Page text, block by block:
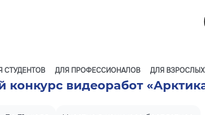
СТУДЕНТОВ ДЛЯ ПРОФЕССИОНАЛОВ ДЛЯ ВЗРОСЛЫХ
видеоработ